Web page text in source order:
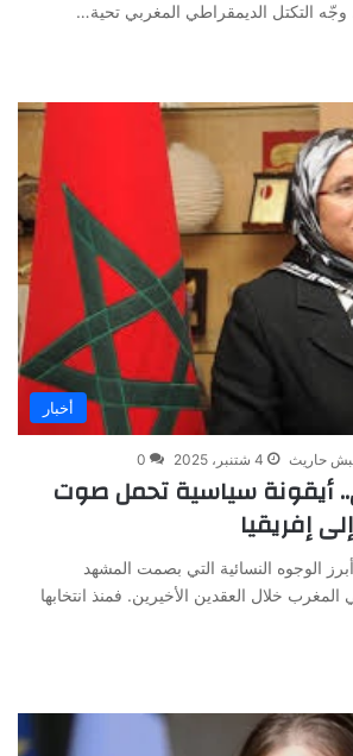
التكتل الديمقراطي المغربي تحية…
أخبار
حاريث 4 شتنبر، 2025 0
أيقونة سياسية تحمل صوت
إفريقيا
الوجوه النسائية التي بصمت المشهد
خلال العقدين الأخيرين. فمنذ انتخابها